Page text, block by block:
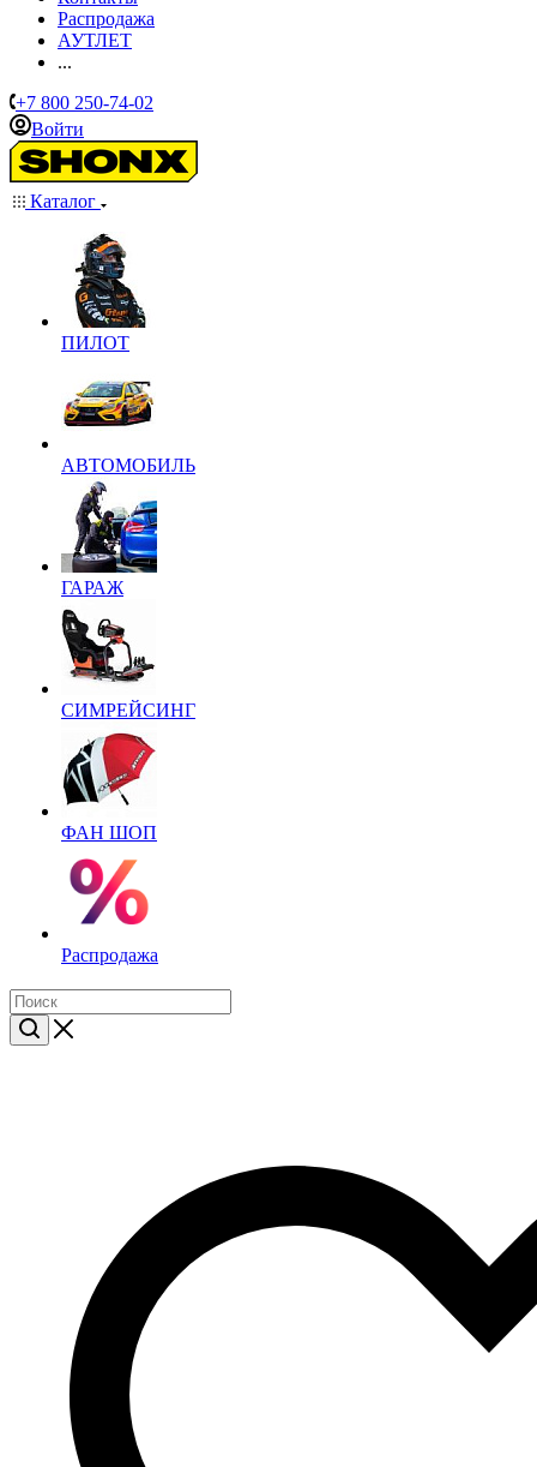
Распродажа
АУТЛЕТ
...
+7 800 250-74-02
Войти
Каталог
ПИЛОТ
АВТОМОБИЛЬ
ГАРАЖ
СИМРЕЙСИНГ
ФАН ШОП
Распродажа